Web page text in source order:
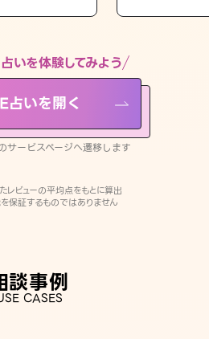
します
いを体験してみよう
占いを開く
ービスページへ遷移します
ビューの平均点をもとに算出
保証するものではありません
談事例
CASES